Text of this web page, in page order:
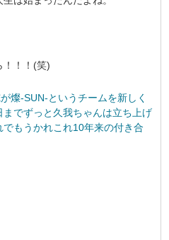
！！！(笑)
SUN-というチームを新しく
でずっと久我ちゃんは立ち上げ
もうかれこれ10年来の付き合